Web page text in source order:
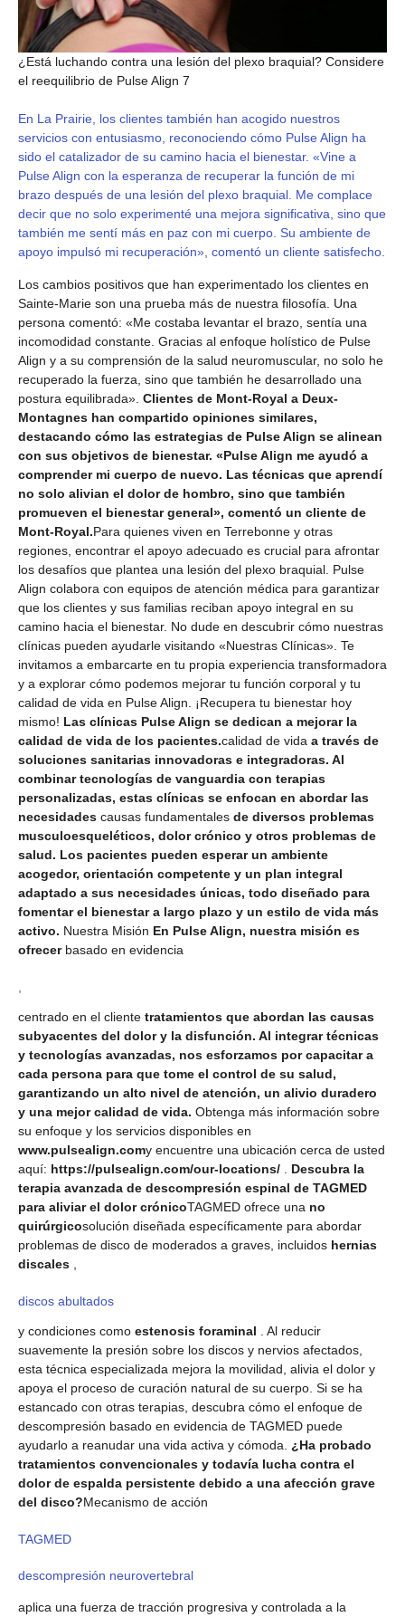
¿Está luchando contra una lesión del plexo braquial? Considere
el reequilibrio de Pulse Align 7
En La Prairie, los clientes también han acogido nuestros
servicios con entusiasmo, reconociendo cómo Pulse Align ha
sido el catalizador de su camino hacia el bienestar. «Vine a
Pulse Align con la esperanza de recuperar la función de mi
brazo después de una lesión del plexo braquial. Me complace
decir que no solo experimenté una mejora significativa, sino que
también me sentí más en paz con mi cuerpo. Su ambiente de
apoyo impulsó mi recuperación», comentó un cliente satisfecho.
Los cambios positivos que han experimentado los clientes en
Sainte-Marie son una prueba más de nuestra filosofía. Una
persona comentó: «Me costaba levantar el brazo, sentía una
incomodidad constante. Gracias al enfoque holístico de Pulse
Align y a su comprensión de la salud neuromuscular, no solo he
recuperado la fuerza, sino que también he desarrollado una
postura equilibrada». Clientes de Mont-Royal a Deux-
Montagnes han compartido opiniones similares,
destacando cómo las estrategias de Pulse Align se alinean
con sus objetivos de bienestar. «Pulse Align me ayudó a
comprender mi cuerpo de nuevo. Las técnicas que aprendí
no solo alivian el dolor de hombro, sino que también
promueven el bienestar general», comentó un cliente de
Mont-Royal.Para quienes viven en Terrebonne y otras
regiones, encontrar el apoyo adecuado es crucial para afrontar
los desafíos que plantea una lesión del plexo braquial. Pulse
Align colabora con equipos de atención médica para garantizar
que los clientes y sus familias reciban apoyo integral en su
camino hacia el bienestar. No dude en descubrir cómo nuestras
clínicas pueden ayudarle visitando «Nuestras Clínicas». Te
invitamos a embarcarte en tu propia experiencia transformadora
y a explorar cómo podemos mejorar tu función corporal y tu
calidad de vida en Pulse Align. ¡Recupera tu bienestar hoy
mismo! Las clínicas Pulse Align se dedican a mejorar la
calidad de vida de los pacientes.calidad de vida a través de
soluciones sanitarias innovadoras e integradoras. Al
combinar tecnologías de vanguardia con terapias
personalizadas, estas clínicas se enfocan en abordar las
necesidades causas fundamentales de diversos problemas
musculoesqueléticos, dolor crónico y otros problemas de
salud. Los pacientes pueden esperar un ambiente
acogedor, orientación competente y un plan integral
adaptado a sus necesidades únicas, todo diseñado para
fomentar el bienestar a largo plazo y un estilo de vida más
activo. Nuestra Misión En Pulse Align, nuestra misión es
ofrecerbasado en evidencia
centrado en el cliente tratamientos que abordan las causas
subyacentes del dolor y la disfunción. Al integrar técnicas
y tecnologías avanzadas, nos esforzamos por capacitar a
cada persona para que tome el control de su salud,
garantizando un alto nivel de atención, un alivio duradero
y una mejor calidad de vida. Obtenga más información sobre
su enfoque y los servicios disponibles en
www.pulsealign.comy encuentre una ubicación cerca de usted
aquí: https://pulsealign.com/our-locations/
Descubra la
terapia avanzada de descompresión espinal de TAGMED
para aliviar el dolor crónicoTAGMED ofrece una no
quirúrgicosolución diseñada específicamente para abordar
problemas de disco de moderados a graves, incluidos hernias
discales
discos abultados
y condiciones como estenosis foraminal . Al reducir
suavemente la presión sobre los discos y nervios afectados,
esta técnica especializada mejora la movilidad, alivia el dolor y
apoya el proceso de curación natural de su cuerpo. Si se ha
estancado con otras terapias, descubra cómo el enfoque de
descompresión basado en evidencia de TAGMED puede
ayudarlo a reanudar una vida activa y cómoda. ¿Ha probado
tratamientos convencionales y todavía lucha contra el
dolor de espalda persistente debido a una afección grave
del disco?Mecanismo de acción
TAGMED
descompresión neurovertebral
aplica una fuerza de tracción progresiva y controlada a la